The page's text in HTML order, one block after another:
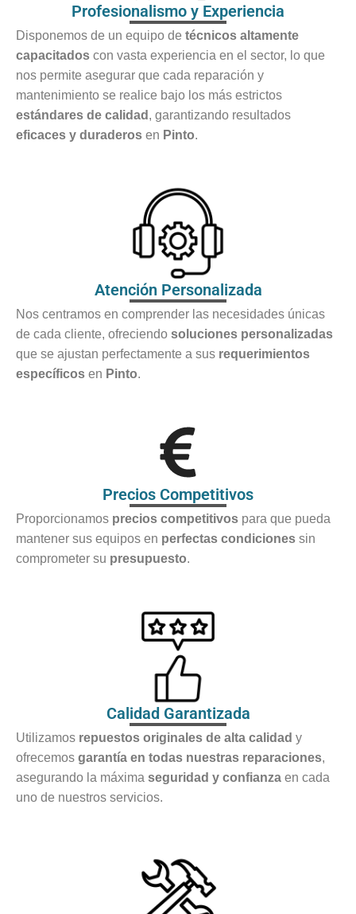
Profesionalismo y Experiencia
Disponemos de un equipo de técnicos altamente
capacitados con vasta experiencia en el sector, lo que
nos permite asegurar que cada reparación y
mantenimiento se realice bajo los más estrictos
estándares de calidad , garantizando resultados
eficaces y duraderos en Pinto.
Atención Personalizada
Nos centramos en comprender las necesidades únicas
de cada cliente, ofreciendo soluciones personalizadas
que se ajustan perfectamente a sus requerimientos
específicos en Pinto.
Precios Competitivos
Proporcionamos precios competitivos para que pueda
mantener sus equipos en perfectas condiciones sin
comprometer su presupuesto.
Calidad Garantizada
Utilizamos repuestos originales de alta calidad y
ofrecemos garantía en todas nuestras reparaciones,
asegurando la máxima seguridad y confianza en cada
uno de nuestros servicios.